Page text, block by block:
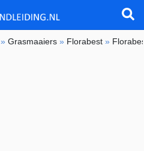
»Grasmaaiers » Florabest »